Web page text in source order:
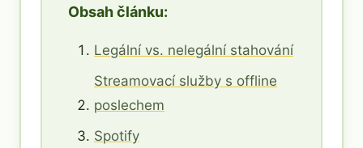
Obsah článku:
Legální vs. nelegální stahování
Streamovací služby s offline
poslechem
Spotify